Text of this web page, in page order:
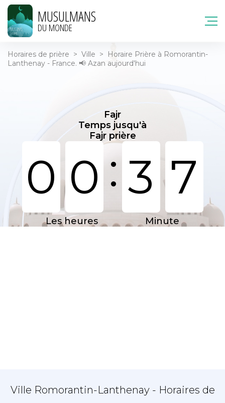
MUSULMANS
DU MONDE
Horaires de prière > Ville >
Horaire Prière à Romorantin-
Lanthenay - France. 📢 Azan aujourd'hui
Fajr
Temps jusqu'à
Fajr prière
0 0: 3 7
Les heures Minute
Ville Romorantin-Lanthenay - Horaires de